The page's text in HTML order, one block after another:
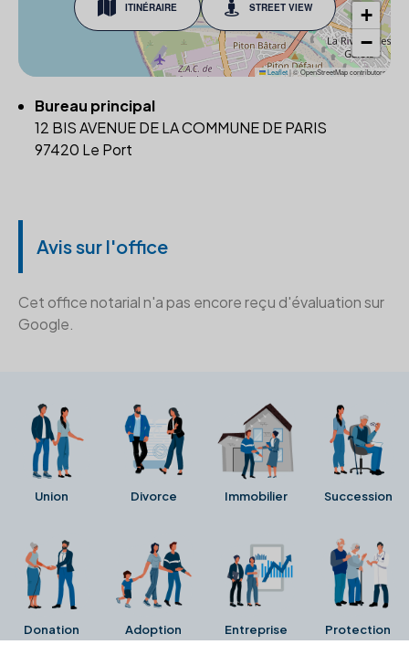
ITINÉRAIRE STREET VIEW
+
−
Leaflet|© OpenStreetMap contributors
Bureau principal
12 BIS AVENUE DE LA COMMUNE DE PARIS
97420 Le Port
Avis sur l'office
Cet office notarial n'a pas encore reçu d'évaluation sur
Google.
Union Divorce Immobilier Succession
Donation Adoption Entreprise Protection